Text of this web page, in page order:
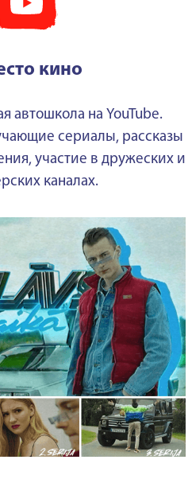
кино
автошкола на YouTube.
сериалы, рассказы
участие в дружеских и
каналах.